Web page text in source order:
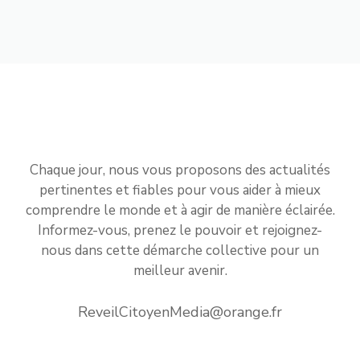
Chaque jour, nous vous proposons des actualités
pertinentes et fiables pour vous aider à mieux
comprendre le monde et à agir de manière éclairée.
Informez-vous, prenez le pouvoir et rejoignez-
nous dans cette démarche collective pour un
meilleur avenir.
ReveilCitoyenMedia@orange.fr